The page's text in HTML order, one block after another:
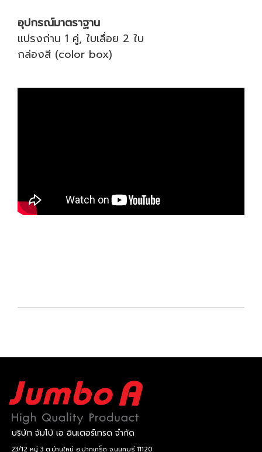
อุปกรณ์มาตราฐาน
แปรงถ่าน 1 คู่, ใบเลื่อย 2 ใบ
กล่องสี (color box)
บริษัท จัมโบ้ เอ อินเตอร์เทรด จำกัด
23/12 หมู่ 3 ต.บ้านใหม่ อ.ปากเกร็ด จ.นนทบุรี 11120